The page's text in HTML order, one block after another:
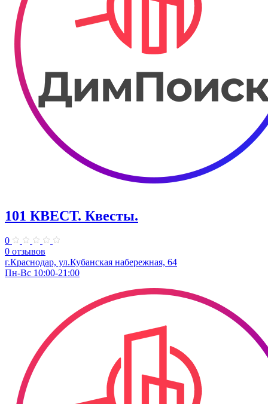
101 КВЕСТ. Квесты.
0
0 отзывов
г.Краснодар, ул.Кубанская набережная, 64
Пн-Вс 10:00-21:00